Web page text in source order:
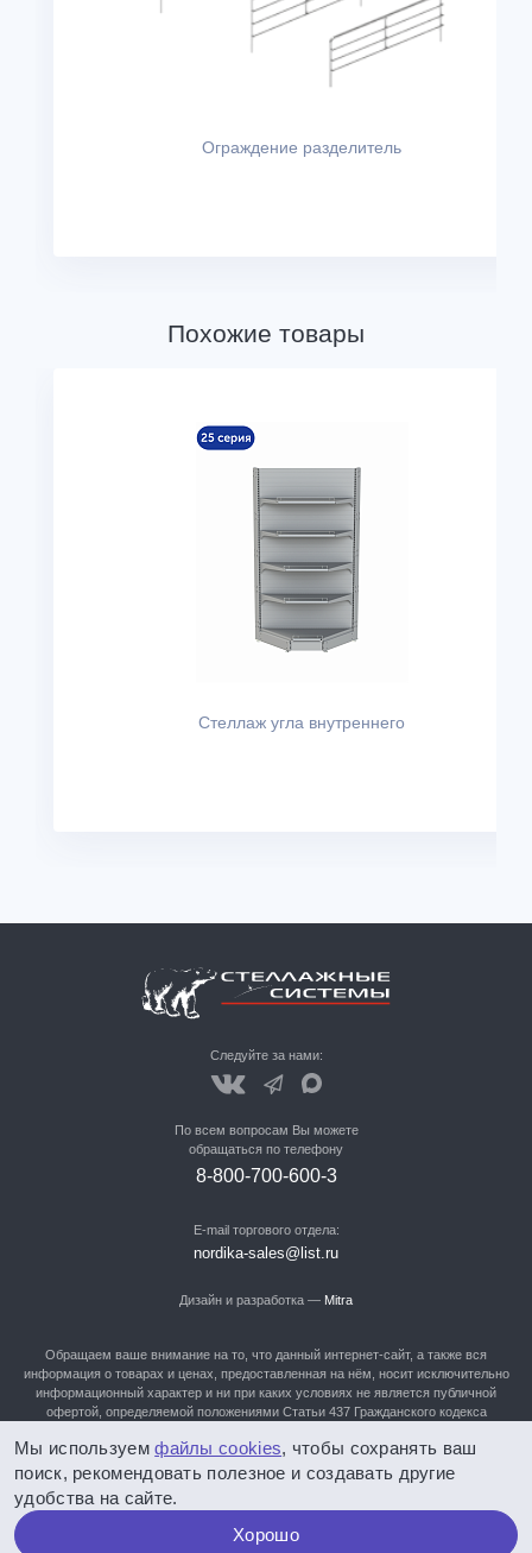
Ограждение разделитель
Похожие товары
Стеллаж угла внутреннего
Следуйте за нами:
По всем вопросам Вы можете
обращаться по телефону
8-800-700-600-3
E-mail торгового отдела:
nordika-sales@list.ru
Дизайн и разработка — Mitra
Обращаем ваше внимание на то, что данный интернет-сайт, а также вся
информация о товарах и ценах, предоставленная на нём, носит исключительно
информационный характер и ни при каких условиях не является публичной
офертой, определяемой положениями Статьи 437 Гражданского кодекса
стоимости указанных товаров, Вам нужно обратиться в отдел продаж по
телефонам: 8-800-700-600-3, 8-905-982-90-90, (3852) 28-91-60,28-91-61, 28-91-
Политика конфиденциальности
Мы используемфайлы cookies, чтобы сохранять ваш
поиск, рекомендовать полезное и создавать другие
удобства на сайте.
Хорошо